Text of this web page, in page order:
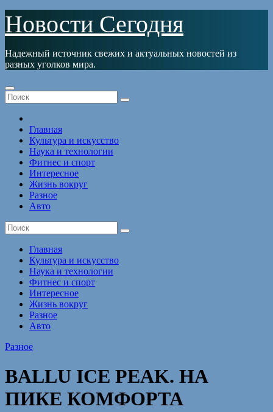
Перейти
содержимому
Новости Сегодня
Надежный источник свежих и актуальных новостей из
разных уголков мира.
Главная
Культура и искусство
Наука и технологии
Фитнес и спорт
Интересное
Жизнь вокруг
Разное
Авто
Главная
Культура и искусство
Наука и технологии
Фитнес и спорт
Интересное
Жизнь вокруг
Разное
Авто
Разное
BALLU ICE PEAK. НА
ПИКЕ КОМФОРТА